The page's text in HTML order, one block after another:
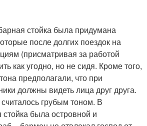
стойка была придумана
после долгих поездок на
(присматривая за работой
как угодно, но не сидя. Кроме того,
предполагали, что при
должны видеть лица друг друга.
грубым тоном. В
была островной и